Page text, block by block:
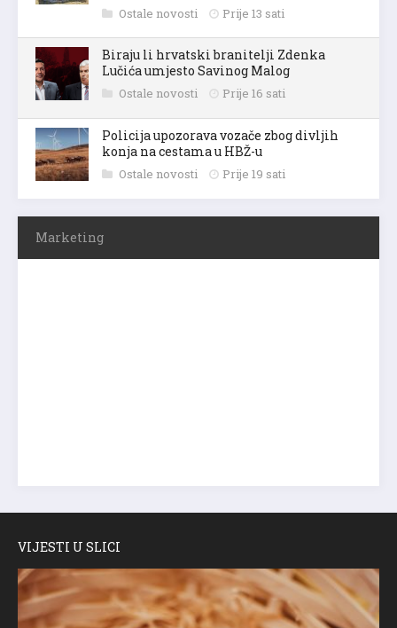
Ostale novosti Prije 13 sati
Biraju li hrvatski branitelji Zdenka
Lučića umjesto Savinog Malog
Ostale novosti Prije 16 sati
Policija upozorava vozače zbog divljih
konja na cestama u HBŽ-u
Ostale novosti Prije 19 sati
Marketing
VIJESTI U SLICI